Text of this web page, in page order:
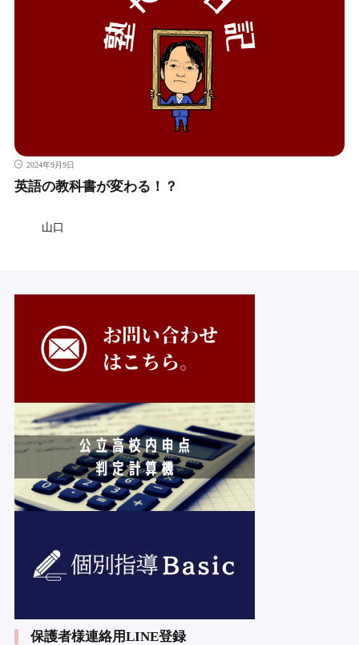
2024年9月9日
英語の教科書が変わる！？
山口
保護者様連絡用LINE登録